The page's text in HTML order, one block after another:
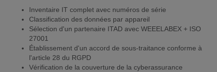
Inventaire IT complet avec numéros de série
Classification des données par appareil
Sélection d'un partenaire ITAD avec WEEELABEX + ISO
27001
Établissement d'un accord de sous-traitance conforme à
l'article 28 du RGPD
Vérification de la couverture de la cyberassurance